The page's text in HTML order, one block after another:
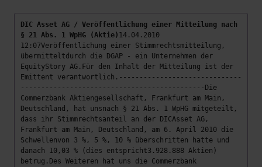
DIC Asset AG / Veröffentlichung einer Mitteilung nach
§ 21 Abs. 1 WpHG (Aktie) 14.04.2010
12:07Veröffentlichung einer Stimmrechtsmitteilung,
übermitteltdurch die DGAP - ein Unternehmen der
EquityStory AG.Für den Inhalt der Mitteilung ist der
Emittent verantwortlich.------------------------------
---------------------------------------------Die
Commerzbank Aktiengesellschaft, Frankfurt am Main,
Deutschland, hat unsnach § 21 Abs. 1 WpHG mitgeteilt,
dass ihr Stimmrechtsanteil an der DICAsset AG,
Frankfurt am Main, Deutschland, am 6. April 2010 die
Schwellenvon 3 %, 5 %, 10 % überschritten hatte und
danach 10,03 % (dies entspricht3.928.888 Aktien)
betrug.Des Weiteren hat uns die Commerzbank